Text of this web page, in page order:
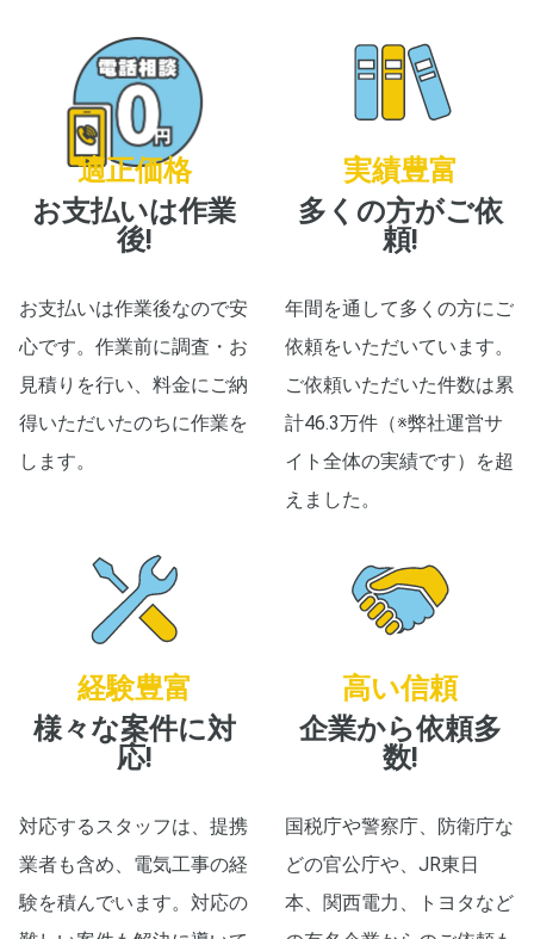
適正価格
お支払いは作業
後!
お支払いは作業後なので安
心です。作業前に調査・お
見積りを行い、料金にご納
得いただいたのちに作業を
します。
実績豊富
多くの方がご依
頼!
年間を通して多くの方にご
依頼をいただいています。
ご依頼いただいた件数は累
計46.3万件（※弊社運営サ
イト全体の実績です）を超
えました。
経験豊富
様々な案件に対
応!
対応するスタッフは、提携
業者も含め、電気工事の経
験を積んでいます。対応の
高い信頼
企業から依頼多
数!
国税庁や警察庁、防衛庁な
どの官公庁や、JR東日
本、関西電力、トヨタなど